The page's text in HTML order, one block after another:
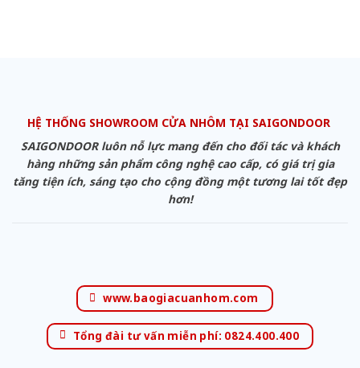
HỆ THỐNG SHOWROOM CỬA NHÔM TẠI SAIGONDOOR
SAIGONDOOR luôn nỗ lực mang đến cho đối tác và khách
hàng những sản phẩm công nghệ cao cấp, có giá trị gia
tăng tiện ích, sáng tạo cho cộng đồng một tương lai tốt đẹp
hơn!
www.baogiacuanhom.com
Tổng đài tư vấn miễn phí: 0824.400.400